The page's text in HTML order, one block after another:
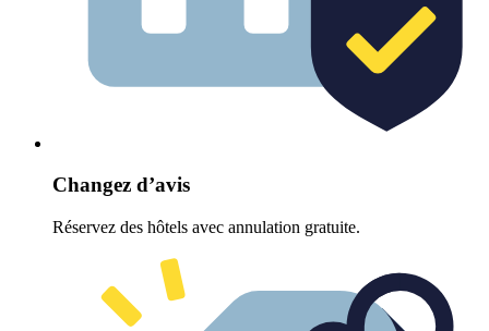
Changez d’avis
Réservez des hôtels avec annulation gratuite.